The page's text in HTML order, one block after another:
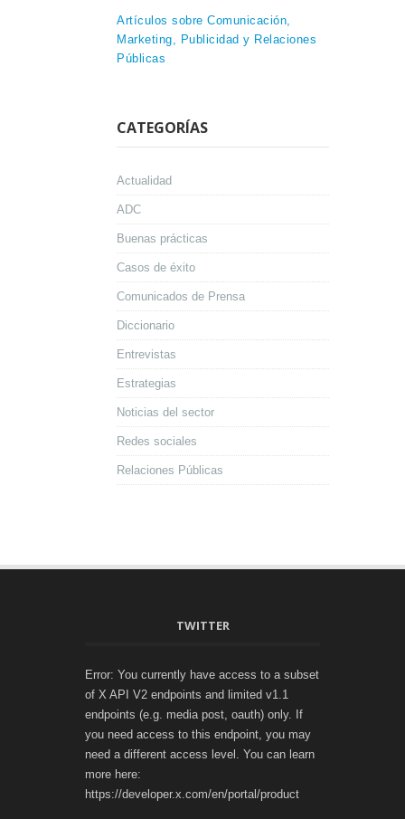
Artículos sobre Comunicación,
Marketing, Publicidad y Relaciones
Públicas
CATEGORÍAS
Actualidad
ADC
Buenas prácticas
Casos de éxito
Comunicados de Prensa
Diccionario
Entrevistas
Estrategias
Noticias del sector
Redes sociales
Relaciones Públicas
TWITTER
Error: You currently have access to a subset
of X API V2 endpoints and limited v1.1
endpoints (e.g. media post, oauth) only. If
you need access to this endpoint, you may
need a different access level. You can learn
more here:
https://developer.x.com/en/portal/product